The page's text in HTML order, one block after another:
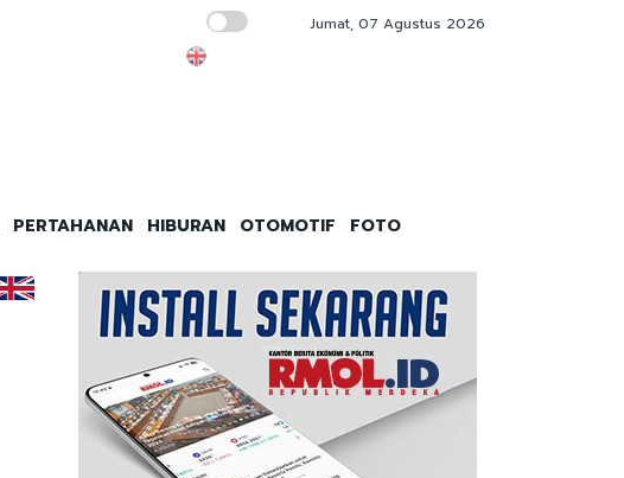
ASABRI Pastikan Hak Ahli Waris Prajurit
Jumat, 07 Agustus 2026
PERTAHANAN HIBURAN OTOMOTIF FOTO